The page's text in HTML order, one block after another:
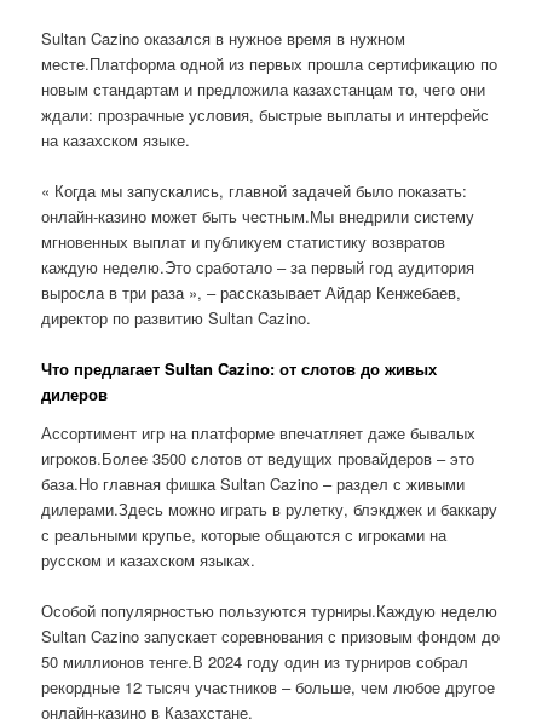
Sultan Cazino оказался в нужное время в нужном
месте.Платформа одной из первых прошла сертификацию по
новым стандартам и предложила казахстанцам то, чего они
ждали: прозрачные условия, быстрые выплаты и интерфейс
на казахском языке.
« Когда мы запускались, главной задачей было показать:
онлайн-казино может быть честным.Мы внедрили систему
мгновенных выплат и публикуем статистику возвратов
каждую неделю.Это сработало – за первый год аудитория
выросла в три раза », – рассказывает Айдар Кенжебаев,
директор по развитию Sultan Cazino.
Что предлагает Sultan Cazino: от слотов до живых
дилеров
Ассортимент игр на платформе впечатляет даже бывалых
игроков.Более 3500 слотов от ведущих провайдеров – это
база.Но главная фишка Sultan Cazino – раздел с живыми
дилерами.Здесь можно играть в рулетку, блэкджек и баккару
с реальными крупье, которые общаются с игроками на
русском и казахском языках.
Особой популярностью пользуются турниры.Каждую неделю
Sultan Cazino запускает соревнования с призовым фондом до
50 миллионов тенге.В 2024 году один из турниров собрал
рекордные 12 тысяч участников – больше, чем любое другое
онлайн-казино в Казахстане.